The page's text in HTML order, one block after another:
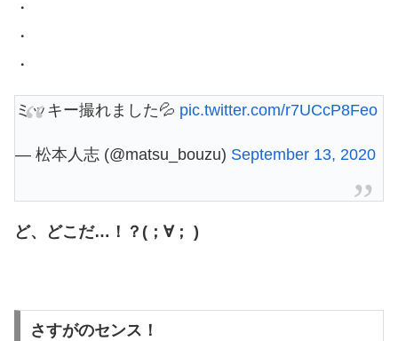
・
・
・
ミッキー撮れました💦 pic.twitter.com/r7UCcP8Feo
— 松本人志 (@matsu_bouzu) September 13, 2020
ど、どこだ…！？(；∀； )
さすがのセンス！